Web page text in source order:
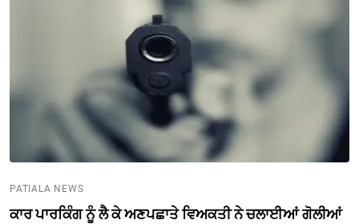
PATIALA NEWS
ਕਾਰ ਪਾਰਕਿੰਗ ਨੂੰ ਲੈ ਕੇ ਅਣਪਛਾਤੇ ਵਿਅਕਤੀ ਨੇ ਚਲਾਈਆਂ ਗੋਲੀਆਂ